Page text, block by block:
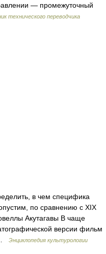
— промежуточный
технического переводчика
в чем специфика
по сравнению с ХIХ
Акутагавы В чаще
версии фильм
Энциклопедия культурологии